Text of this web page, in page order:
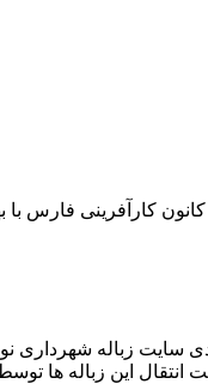
سایت زباله